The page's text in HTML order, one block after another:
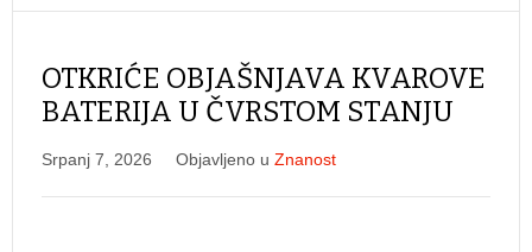
OTKRIĆE OBJAŠNJAVA KVAROVE
BATERIJA U ČVRSTOM STANJU
Srpanj 7, 2026 Objavljeno u Znanost